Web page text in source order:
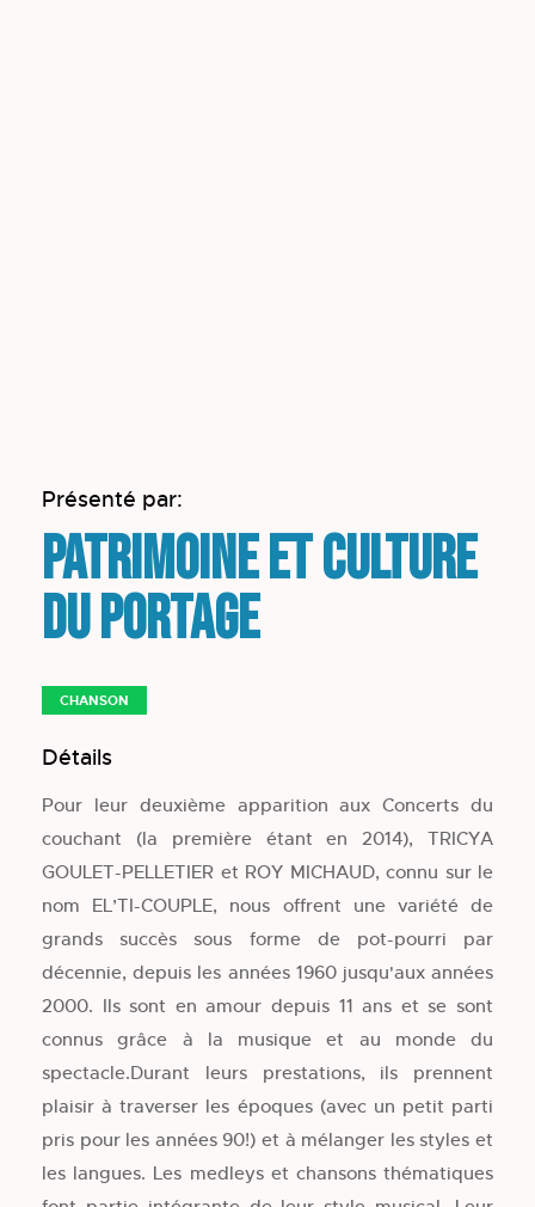
Présenté par:
Patrimoine et Culture
du Portage
CHANSON
Détails
Pour leur deuxième apparition aux Concerts du
couchant (la première étant en 2014), TRICYA
GOULET-PELLETIER et ROY MICHAUD, connu sur le
nom EL’TI-COUPLE, nous offrent une variété de
grands succès sous forme de pot-pourri par
décennie, depuis les années 1960 jusqu'aux années
2000. Ils sont en amour depuis 11 ans et se sont
connus grâce à la musique et au monde du
spectacle.Durant leurs prestations, ils prennent
plaisir à traverser les époques (avec un petit parti
pris pour les années 90!) et à mélanger les styles et
les langues. Les medleys et chansons thématiques